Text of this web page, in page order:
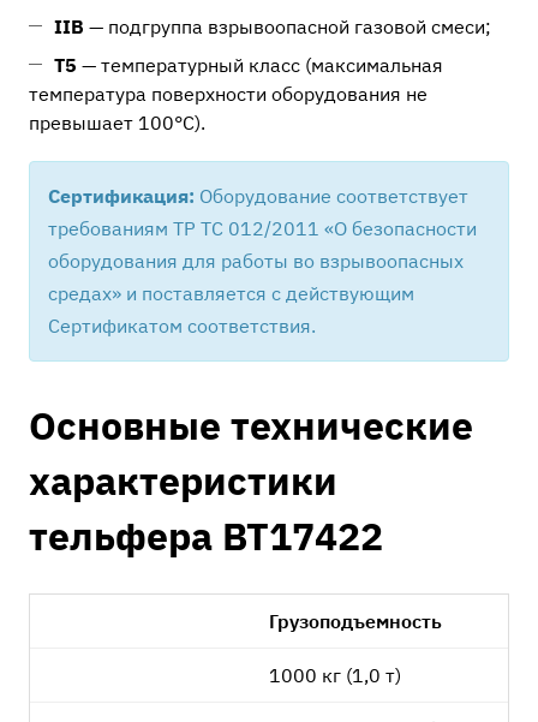
IIB — подгруппа взрывоопасной газовой смеси;
T5 — температурный класс (максимальная
температура поверхности оборудования не
превышает 100°C).
Сертификация: Оборудование соответствует
требованиям ТР ТС 012/2011 «О безопасности
оборудования для работы во взрывоопасных
средах» и поставляется с действующим
Сертификатом соответствия.
Основные технические
характеристики
тельфера ВТ17422
Грузоподъемность
1000 кг (1,0 т)